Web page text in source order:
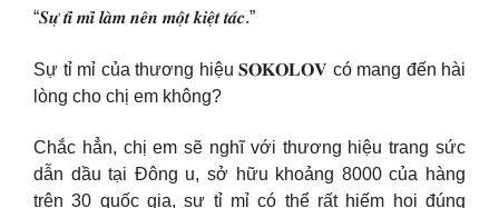
“𝑺𝒖̛̣ 𝒕𝒊̉ 𝒎𝒊̉ 𝒍𝒂̀𝒎 𝒏𝒆̂𝒏 𝒎𝒐̣̂𝒕 𝒌𝒊𝒆̣̂𝒕 𝒕𝒂́𝒄.”
Sự tỉ mỉ của thương hiệu 𝐒𝐎𝐊𝐎𝐋𝐎𝐕 có mang đến hài
lòng cho chị em không?
Chắc hẳn, chị em sẽ nghĩ với thương hiệu trang sức
dẫn dầu tại Đông u, sở hữu khoảng 8000 của hàng
trên 30 quốc gia, sự tỉ mỉ có thể rất hiếm hoi đúng